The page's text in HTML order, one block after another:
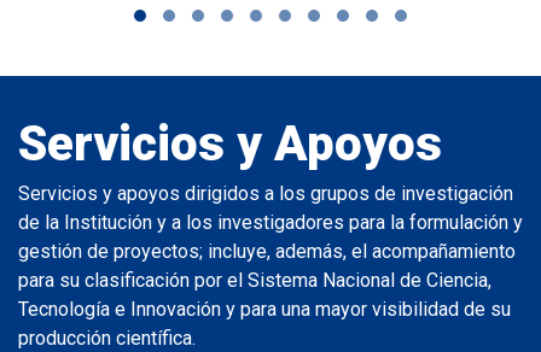
Servicios y Apoyos
Servicios y apoyos dirigidos a los grupos de investigación
de la Institución y a los investigadores para la formulación y
gestión de proyectos; incluye, además, el acompañamiento
para su clasificación por el Sistema Nacional de Ciencia,
Tecnología e Innovación y para una mayor visibilidad de su
producción científica.